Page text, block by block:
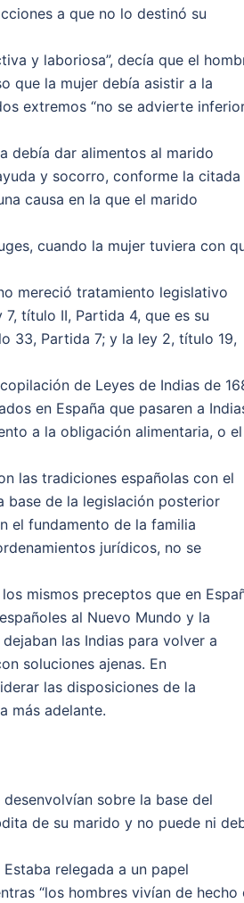
a que no lo destinó su
y laboriosa”, decía que el
que la mujer debía asistir a la
extremos “no se advierte
debía dar alimentos al marido
y socorro, conforme la citada
causa en la que el marido
cuando la mujer tuviera con
mereció tratamiento legislativo
título II, Partida 4, que es su
33, Partida 7; y la ley 2, título 19,
de Leyes de Indias de
en España que pasaren a
a la obligación alimentaria, o el
las tradiciones españolas con el
base de la legislación posterior
el fundamento de la familia
jurídicos, no se
mismos preceptos que en
al Nuevo Mundo y la
las Indias para volver a
soluciones ajenas. En
las disposiciones de la
más adelante.
sobre la base del
de su marido y no puede ni
relegada a un papel
“los hombres vivían de hecho